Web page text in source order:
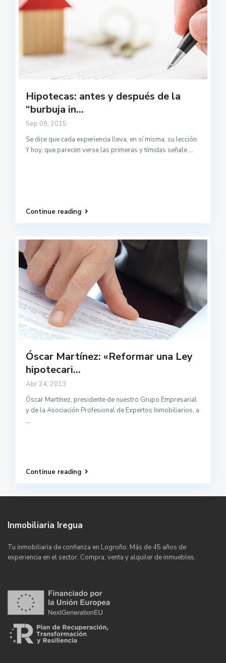
Hipotecas: antes y después de la
“burbuja in...
Sep 09, 2015
Se dice que cada experiencia lleva, en sí misma, su lección.
Y hoy, que parecen verse las primeras y tímidas señale...
Continue reading
Óscar Martínez: «Reformar una Ley
hipotecari...
Abr 24, 2013
Óscar Martínez, presidente de nuestro Grupo Empresarial
y de la Asociación Profesional de Expertos Inmobiliarios, a
...
Continue reading
Inmobiliaria Iregua
Tu inmobiliaria de confianza en Logroño. Más de 45 años de
experiencia en el sector. Compra, venta y alquiler de inmuebles.